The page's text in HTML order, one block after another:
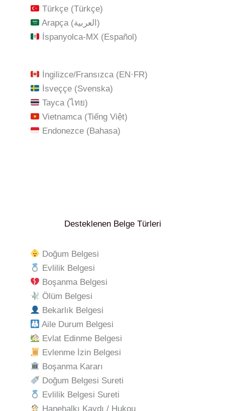
Türkçe (Türkçe)
Arapça (العربية)
İspanyolca‑MX (Español)
İngilizce/Fransızca (EN·FR)
İsveççe (Svenska)
Tayca (ไทย)
Vietnamca (Tiếng Việt)
Endonezce (Bahasa)
Desteklenen Belge Türleri
Doğum Belgesi
Evlilik Belgesi
Boşanma Belgesi
Ölüm Belgesi
Bekarlık Belgesi
Aile Durum Belgesi
Evlat Edinme Belgesi
Evlenme İzin Belgesi
Boşanma Kararı
Doğum Belgesi Sureti
Evlilik Belgesi Sureti
Hanehalkı Kaydı / Hukou